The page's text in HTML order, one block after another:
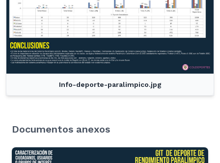
Info-deporte-paralimpico.jpg
Documentos anexos